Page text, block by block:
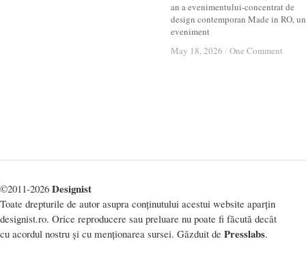
an a evenimentului-concentrat de
design contemporan Made in RO, un
eveniment
May 18, 2026 / One Comment
May 18, 2026 / One Comment
©2011-2026 Designist
Toate drepturile de autor asupra conținutului acestui website aparțin
designist.ro. Orice reproducere sau preluare nu poate fi făcută decât
cu acordul nostru și cu menționarea sursei. Găzduit de Presslabs.